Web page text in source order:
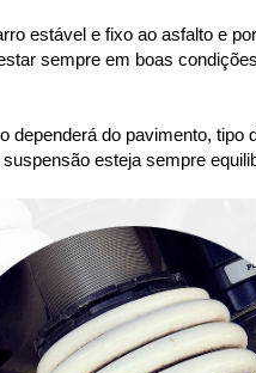
estável e fixo ao asfalto e
sempre em boas
do pavimento, tipo
esteja sempre